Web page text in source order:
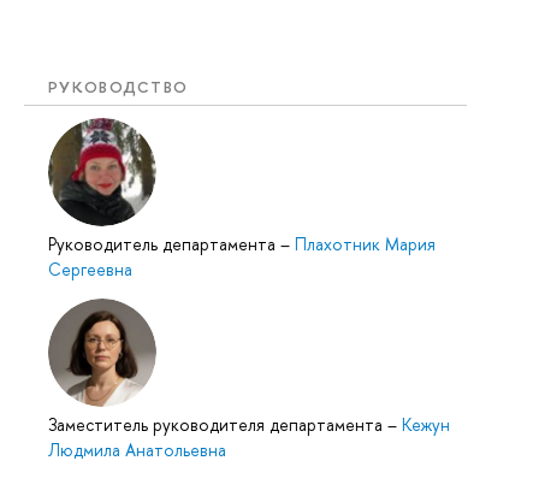
РУКОВОДСТВО
Руководитель департамента – Плахотник Мария
Сергеевна
Заместитель руководителя департамента – Кежун
Людмила Анатольевна